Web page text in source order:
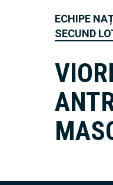
ECHIPE
SECUND